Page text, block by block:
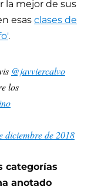
la mejor de sus
esas clases de
.
@javviercalvo
los
diciembre de 2018
categorías
anotado